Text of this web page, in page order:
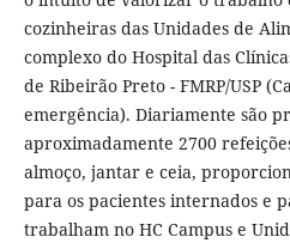
cozinheiras das Unidades de
complexo do Hospital das
de Ribeirão Preto - FMRP/USP
emergência). Diariamente são
aproximadamente 2700
almoço, jantar e ceia,
para os pacientes internados e
trabalham no HC Campus e